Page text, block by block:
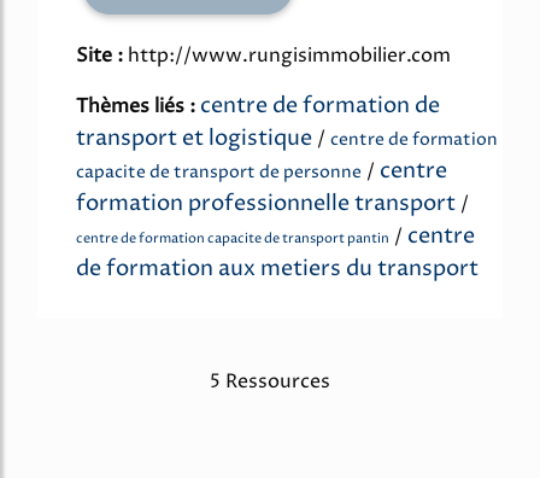
Site : http://www.rungisimmobilier.com
Thèmes liés : centre de formation de
transport et logistique / centre de formation
capacite de transport de personne / centre
formation professionnelle transport /
centre de formation capacite de transport pantin / centre
de formation aux metiers du transport
5 Ressources